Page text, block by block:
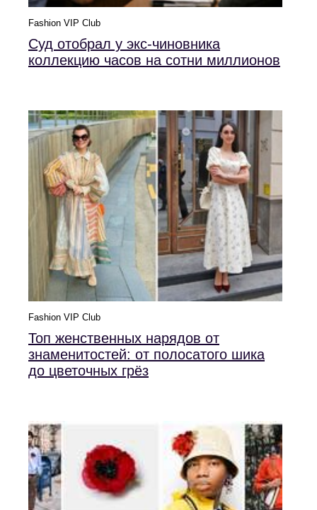
Fashion VIP Club
Суд отобрал у экс-чиновника
коллекцию часов на сотни миллионов
Fashion VIP Club
Топ женственных нарядов от
знаменитостей: от полосатого шика
до цветочных грёз